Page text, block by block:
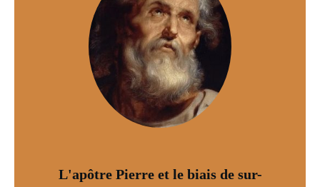
L'apôtre Pierre et le biais de sur-